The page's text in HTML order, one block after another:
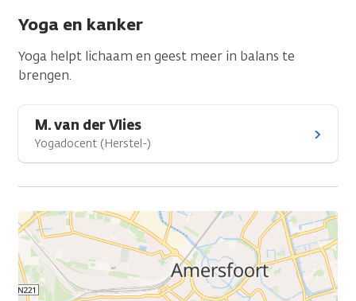
Yoga en kanker
Yoga helpt lichaam en geest meer in balans te
brengen.
M. van der Vlies
Yogadocent (Herstel-)